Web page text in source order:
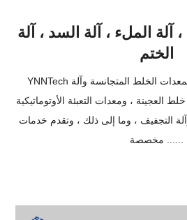
آلة الملء ، آلة السد ، آلة
الختم
YNNTech عبارة عن إنتاج احترافي لمعدات الخلط المتجانسة وآلة
خلط العجينة ، ومعدات التعبئة الأوتوماتيكية
التجفيف ، وما إلى ذلك ، وتقدم خدمات